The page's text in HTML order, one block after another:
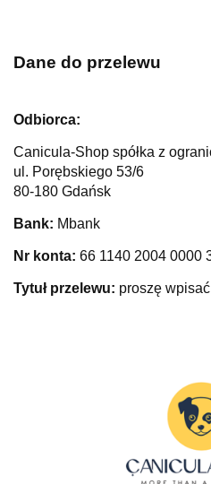
Dane do przelewu
Odbiorca:
Canicula-Shop spółka z
ul. Porębskiego 53/6
80-180 Gdańsk
Bank: Mbank
Nr konta: 66 1140 2004 0000
Tytuł przelewu: proszę